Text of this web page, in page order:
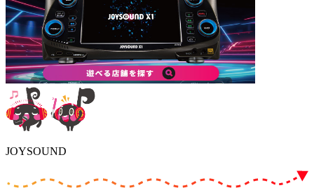
JOYSOUND